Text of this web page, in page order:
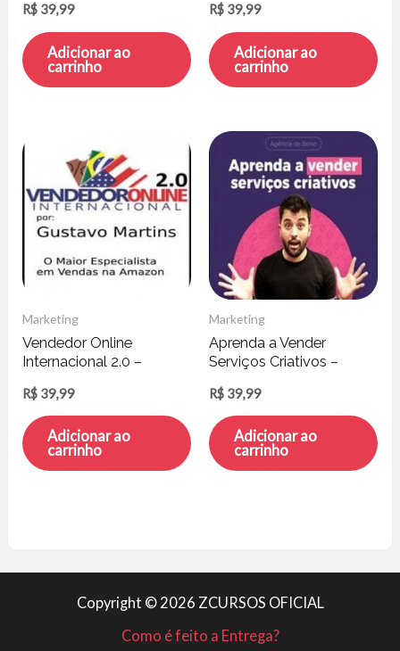
R$ 39,99
Adicionar ao
carrinho
R$ 39,99
Adicionar ao
carrinho
Marketing
Vendedor Online
Internacional 2.0 –
R$ 39,99
Adicionar ao
carrinho
Marketing
Aprenda a Vender
Serviços Criativos –
R$ 39,99
Adicionar ao
carrinho
Copyright © 2026 ZCURSOS OFICIAL
Como é feito a Entrega?